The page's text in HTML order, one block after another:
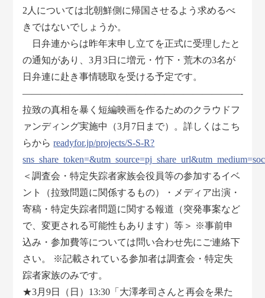
2人については北朝鮮側に帰国させるよう求めるべ
きではないでしょうか。
日弁連からは昨年末申し立てを正式に受理したと
の通知があり、3月3日に増元・竹下・荒木の3名が
日弁連に赴き事情聴取を受ける予定です。
―――――――――――――――――――――――-
拉致の真相を暴く短編映画を作るためのクラウドフ
ァンディング実施中（3月7日まで）。詳しくはこち
らからreadyfor.jp/projects/S-S-R?
＜調査会・特定失踪者家族会役員等の参加するイベ
ント（拉致問題に関係するもの）・メディア出演・
寄稿・特定失踪者問題に関する報道（突発事案など
で、変更される可能性もあります）等＞ ※事前申
込み・参加費等については問い合わせ先にご連絡下
さい。 ※記載されている参加者は調査会・特定失
踪者家族のみです。
★3月9日（日）13:30「大澤孝司さんと再会を果た